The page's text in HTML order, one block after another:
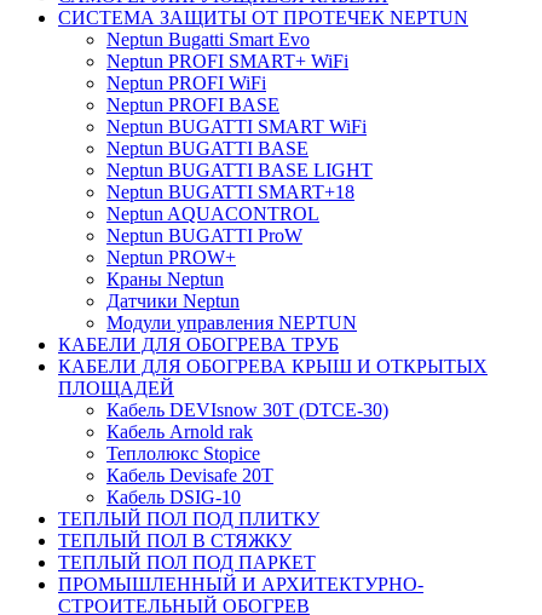
СИСТЕМА ЗАЩИТЫ ОТ ПРОТЕЧЕК NEPTUN
Neptun Bugatti Smart Evo
Neptun PROFI SMART+ WiFi
Neptun PROFI WiFi
Neptun PROFI BASE
Neptun BUGATTI SMART WiFi
Neptun BUGATTI BASE
Neptun BUGATTI BASE LIGHT
Neptun BUGATTI SMART+18
Neptun AQUACONTROL
Neptun BUGATTI ProW
Neptun PROW+
Краны Neptun
Датчики Neptun
Модули управления NEPTUN
КАБЕЛИ ДЛЯ ОБОГРЕВА ТРУБ
КАБЕЛИ ДЛЯ ОБОГРЕВА КРЫШ И ОТКРЫТЫХ
ПЛОЩАДЕЙ
Кабель DEVIsnow 30Т (DTCE-30)
Кабель Arnold rak
Теплолюкс Stopice
Кабель Devisafe 20T
Кабель DSIG-10
ТЕПЛЫЙ ПОЛ ПОД ПЛИТКУ
ТЕПЛЫЙ ПОЛ В СТЯЖКУ
ТЕПЛЫЙ ПОЛ ПОД ПАРКЕТ
ПРОМЫШЛЕННЫЙ И АРХИТЕКТУРНО-
СТРОИТЕЛЬНЫЙ ОБОГРЕВ